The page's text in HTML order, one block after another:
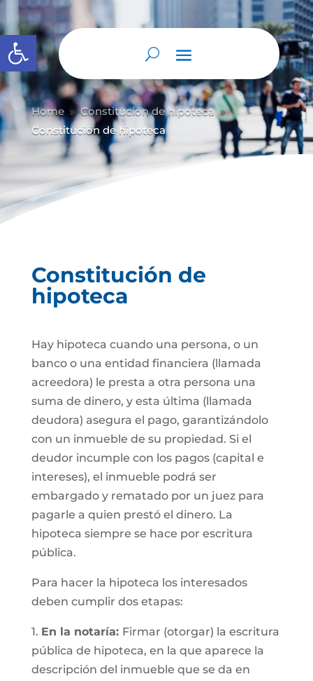
Abrir barra de herramientas
Home 9 Constitución de hipoteca 9
Constitución de hipoteca
Constitución de
hipoteca
Hay hipoteca cuando una persona, o un
banco o una entidad financiera (llamada
acreedora) le presta a otra persona una
suma de dinero, y esta última (llamada
deudora) asegura el pago, garantizándolo
con un inmueble de su propiedad. Si el
deudor incumple con los pagos (capital e
intereses), el inmueble podrá ser
embargado y rematado por un juez para
pagarle a quien prestó el dinero. La
hipoteca siempre se hace por escritura
pública.
Para hacer la hipoteca los interesados
deben cumplir dos etapas:
1. En la notaría: Firmar (otorgar) la escritura
pública de hipoteca, en la que aparece la
descripción del inmueble que se da en